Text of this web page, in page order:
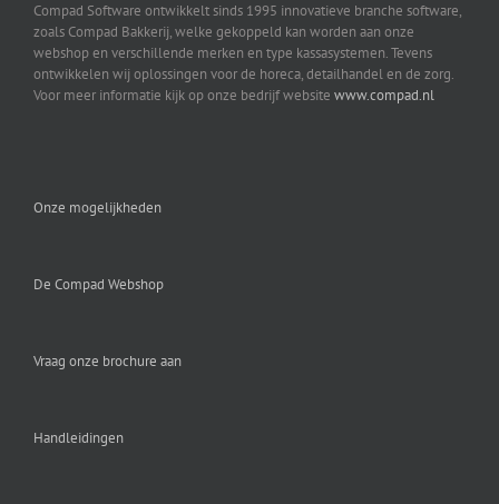
Compad Software ontwikkelt sinds 1995 innovatieve branche software,
zoals Compad Bakkerij, welke gekoppeld kan worden aan onze
webshop en verschillende merken en type kassasystemen. Tevens
ontwikkelen wij oplossingen voor de horeca, detailhandel en de zorg.
Voor meer informatie kijk op onze bedrijf website www.compad.nl
Onze mogelijkheden
De Compad Webshop
Vraag onze brochure aan
Handleidingen